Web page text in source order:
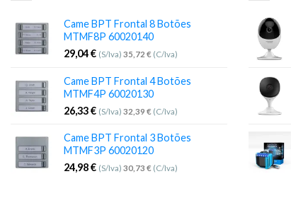
Came BPT Frontal 8 Botões
MTMF8P 60020140
29,04€ (S/Iva) 35,72 € (C/Iva)
Came BPT Frontal 4 Botões
MTMF4P 60020130
26,33€ (S/Iva) 32,39 € (C/Iva)
Came BPT Frontal 3 Botões
MTMF3P 60020120
24,98€ (S/Iva) 30,73 € (C/Iva)